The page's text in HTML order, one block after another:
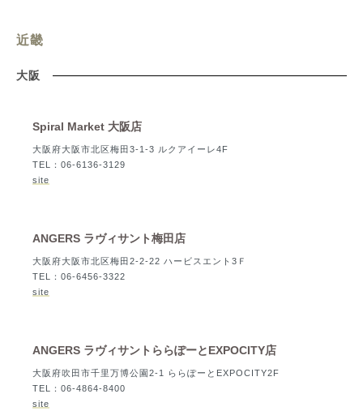
近畿
大阪
Spiral Market 大阪店
大阪府大阪市北区梅田3-1-3 ルクアイーレ4F
TEL：06-6136-3129
site
ANGERS ラヴィサント梅田店
大阪府大阪市北区梅田2-2-22 ハービスエント3Ｆ
TEL：06-6456-3322
site
ANGERS ラヴィサントららぽーとEXPOCITY店
大阪府吹田市千里万博公園2-1 ららぽーとEXPOCITY2F
TEL：06-4864-8400
site